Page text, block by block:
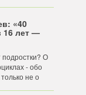
«40
16 лет —
О
- обо
не о